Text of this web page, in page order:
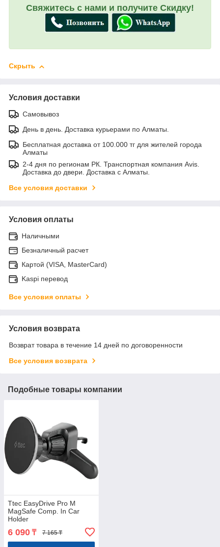
Свяжитесь с нами и получите Скидку!
Скрыть
Условия доставки
Самовывоз
День в день. Доставка курьерами по Алматы.
Бесплатная доставка от 100.000 тг для жителей города
Алматы
2-4 дня по регионам РК. Транспортная компания Avis.
Доставка до двери. Доставка с Алматы.
Все условия доставки
Условия оплаты
Наличными
Безналичный расчет
Картой (VISA, MasterCard)
Kaspi перевод
Все условия оплаты
Условия возврата
Возврат товара в течение 14 дней по договоренности
Все условия возврата
Подобные товары компании
Ttec EasyDrive Pro M
MagSafe Comp. In Car
Holder
6 090 ₸ 7 165 ₸